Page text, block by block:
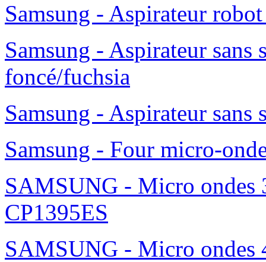
Samsung - Aspirateur
Samsung - Aspirateur
foncé/fuchsia
Samsung - Aspirateur sans
Samsung - Four micro-
SAMSUNG - Micro
CP1395ES
SAMSUNG - Micro